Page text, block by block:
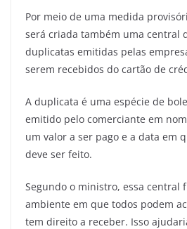
Por meio de uma medida
será criada também uma central
duplicatas emitidas pelas
serem recebidos do cartão de
A duplicata é uma espécie de
emitido pelo comerciante em
um valor a ser pago e a data em
deve ser feito.
Segundo o ministro, essa central
ambiente em que todos podem
tem direito a receber. Isso